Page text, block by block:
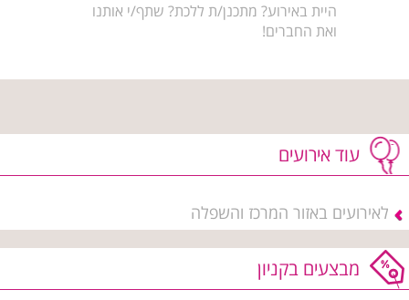
היית באירוע? מתכנן/ת ללכת? שתף/י אותנו
ואת החברים!
עוד אירועים
לאירועים באזור המרכז והשפלה
מבצעים בקניון